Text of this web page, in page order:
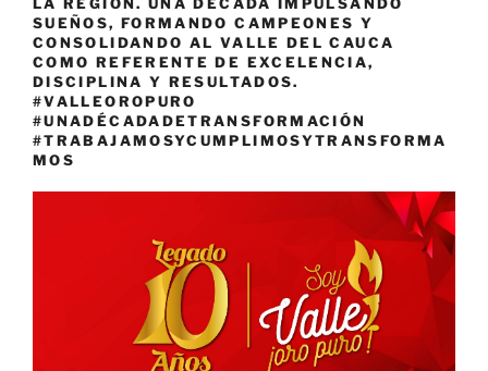
LA REGIÓN. UNA DÉCADA IMPULSANDO
SUEÑOS, FORMANDO CAMPEONES Y
CONSOLIDANDO AL VALLE DEL CAUCA
COMO REFERENTE DE EXCELENCIA,
DISCIPLINA Y RESULTADOS.
#VALLEOROPURO
#UNADÉCADADETRANSFORMACIÓN
#TRABAJAMOSYCUMPLIMOSYTRANSFORMA
MOS